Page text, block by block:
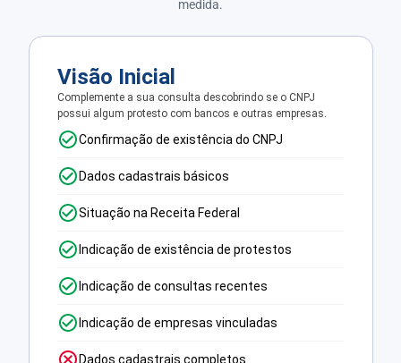
medida.
Visão Inicial
Complemente a sua consulta descobrindo se o CNPJ
possui algum protesto com bancos e outras empresas.
Confirmação de existência do CNPJ
Dados cadastrais básicos
Situação na Receita Federal
Indicação de existência de protestos
Indicação de consultas recentes
Indicação de empresas vinculadas
Dados cadastrais completos